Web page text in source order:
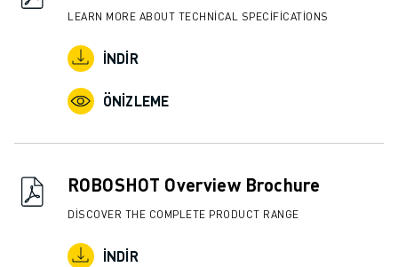
LEARN MORE ABOUT TECHNICAL SPECIFICATIONS
İNDIR
ÖNIZLEME
ROBOSHOT Overview Brochure
DISCOVER THE COMPLETE PRODUCT RANGE
İNDIR